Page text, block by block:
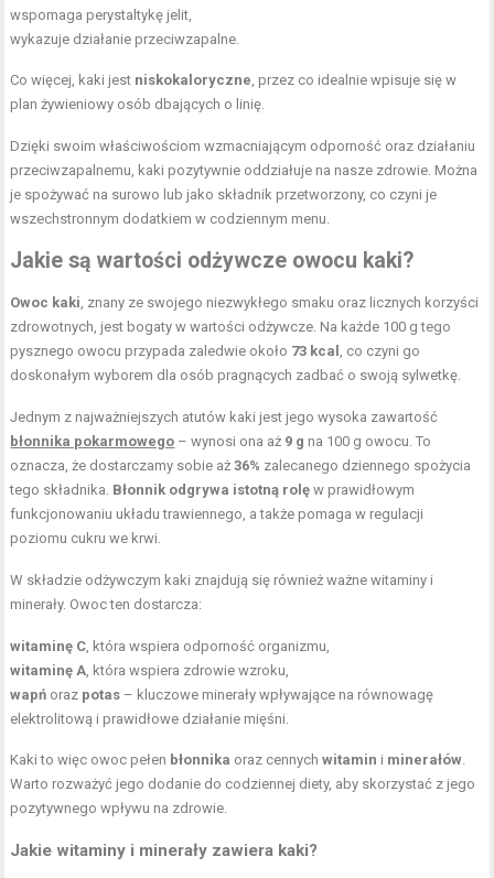
wspomaga perystaltykę jelit,
wykazuje działanie przeciwzapalne.
Co więcej, kaki jest niskokaloryczne, przez co idealnie wpisuje się w
plan żywieniowy osób dbających o linię.
Dzięki swoim właściwościom wzmacniającym odporność oraz działaniu
przeciwzapalnemu, kaki pozytywnie oddziałuje na nasze zdrowie. Można
je spożywać na surowo lub jako składnik przetworzony, co czyni je
wszechstronnym dodatkiem w codziennym menu.
Jakie są wartości odżywcze owocu kaki?
Owoc kaki, znany ze swojego niezwykłego smaku oraz licznych korzyści
zdrowotnych, jest bogaty w wartości odżywcze. Na każde 100 g tego
pysznego owocu przypada zaledwie około 73 kcal , co czyni go
doskonałym wyborem dla osób pragnących zadbać o swoją sylwetkę.
Jednym z najważniejszych atutów kaki jest jego wysoka zawartość
błonnika pokarmowego – wynosi ona aż 9 g na 100 g owocu. To
oznacza, że dostarczamy sobie aż36% zalecanego dziennego spożycia
tego składnika. Błonnik odgrywa istotną rolę w prawidłowym
funkcjonowaniu układu trawiennego, a także pomaga w regulacji
poziomu cukru we krwi.
W składzie odżywczym kaki znajdują się również ważne witaminy i
minerały. Owoc ten dostarcza:
witaminę C, która wspiera odporność organizmu,
witaminę A, która wspiera zdrowie wzroku,
wapń oraz potas – kluczowe minerały wpływające na równowagę
elektrolitową i prawidłowe działanie mięśni.
Kaki to więc owoc pełen błonnika oraz cennychwitamin i minerałów.
Warto rozważyć jego dodanie do codziennej diety, aby skorzystać z jego
pozytywnego wpływu na zdrowie.
Jakie witaminy i minerały zawiera kaki?